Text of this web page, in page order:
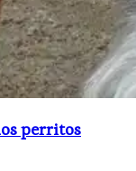
perritos